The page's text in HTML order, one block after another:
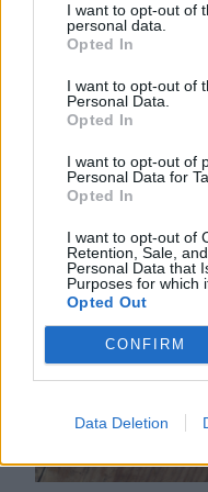
I want to opt-out of
personal data.
Opted In
I want to opt-out of
Personal Data.
Opted In
I want to opt-out of
Personal Data for
Opted In
I want to opt-out of
Retention, Sale,
Personal Data that
Purposes for which
Opted Out
CONFIRM
Data Deletion